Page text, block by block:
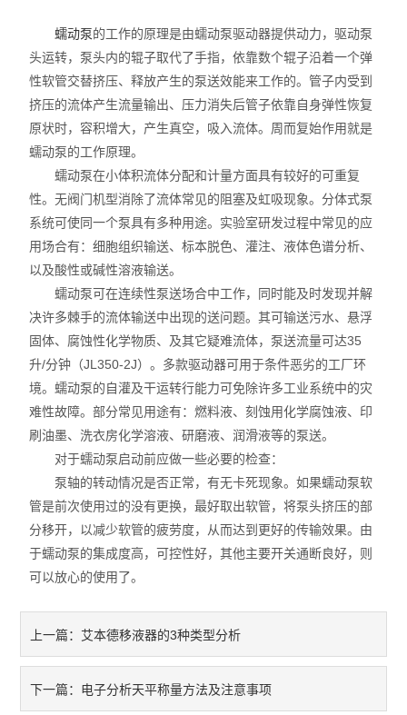
哈纳（Hanna）
Abcam
试剂耗材
SCIEX
美墨尔特（Memmert）
赛默飞
蠕动泵的工作的原理是由蠕动泵驱动器提供动力，驱动泵
头运转，泵头内的辊子取代了手指，依靠数个辊子沿着一个弹
性软管交替挤压、释放产生的泵送效能来工作的。管子内受到
挤压的流体产生流量输出、压力消失后管子依靠自身弹性恢复
原状时，容积增大，产生真空，吸入流体。周而复始作用就是
蠕动泵的工作原理。
蠕动泵在小体积流体分配和计量方面具有较好的可重复
性。无阀门机型消除了流体常见的阻塞及虹吸现象。分体式泵
系统可使同一个泵具有多种用途。实验室研发过程中常见的应
用场合有：细胞组织输送、标本脱色、灌注、液体色谱分析、
以及酸性或碱性溶液输送。
蠕动泵可在连续性泵送场合中工作，同时能及时发现并解
决许多棘手的流体输送中出现的送问题。其可输送污水、悬浮
固体、腐蚀性化学物质、及其它疑难流体，泵送流量可达35
升/分钟（JL350-2J）。多款驱动器可用于条件恶劣的工厂环
境。蠕动泵的自灌及干运转行能力可免除许多工业系统中的灾
难性故障。部分常见用途有：燃料液、刻蚀用化学腐蚀液、印
刷油墨、洗衣房化学溶液、研磨液、润滑液等的泵送。
对于蠕动泵启动前应做一些必要的检查：
泵轴的转动情况是否正常，有无卡死现象。如果蠕动泵软
管是前次使用过的没有更换，最好取出软管，将泵头挤压的部
分移开，以减少软管的疲劳度，从而达到更好的传输效果。由
于蠕动泵的集成度高，可控性好，其他主要开关通断良好，则
可以放心的使用了。
上一篇： 艾本德移液器的3种类型分析
下一篇： 电子分析天平称量方法及注意事项